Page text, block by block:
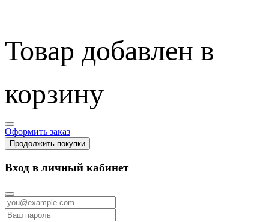
Товар добавлен в
корзину
Оформить заказ
Продолжить покупки
Вход в личный кабинет